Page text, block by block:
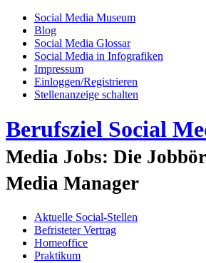
Social Media Museum
Blog
Social Media Glossar
Social Media in Infografiken
Impressum
Einloggen/Registrieren
Stellenanzeige schalten
Berufsziel Social
Media Jobs: Die
Media Manager
Aktuelle Social-Stellen
Befristeter Vertrag
Homeoffice
Praktikum